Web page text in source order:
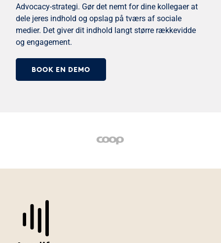
Advocacy-strategi. Gør det nemt for dine kollegaer at
dele jeres indhold og opslag på tværs af sociale
medier. Det giver dit indhold langt større rækkevidde
og engagement.
BOOK EN DEMO